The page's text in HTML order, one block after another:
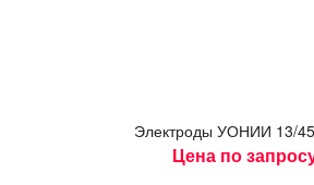
Элек­тро­ды У­ОНИИ 13/
Цена по